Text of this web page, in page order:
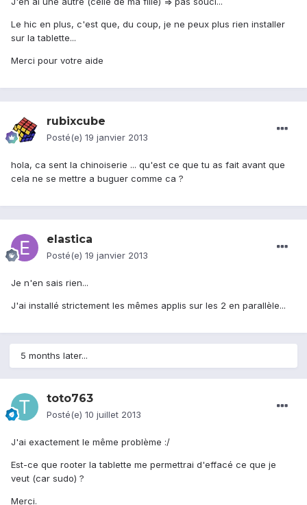
Le hic en plus, c'est que, du coup, je ne peux plus rien installer
sur la tablette...
Merci pour votre aide
rubixcube
Posté(e) 19 janvier 2013
hola, ca sent la chinoiserie ... qu'est ce que tu as fait avant que
cela ne se mettre a buguer comme ca ?
elastica
Posté(e) 19 janvier 2013
Je n'en sais rien...
J'ai installé strictement les mêmes applis sur les 2 en parallèle...
5 months later...
toto763
Posté(e) 10 juillet 2013
J'ai exactement le même problème :/
Est-ce que rooter la tablette me permettrai d'effacé ce que je
veut (car sudo) ?
Merci.